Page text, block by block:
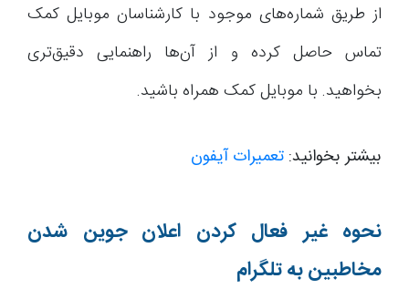
از طریق شماره‌های موجود با کارشناسان موبایل کمک
تماس حاصل کرده و از آن‌ها راهنمایی دقیق‌تری
بخواهید. با موبایل کمک همراه باشید.
بیشتر بخوانید: تعمیرات آیفون
نحوه غیر فعال کردن اعلان جوین شدن
مخاطبین به تلگرام